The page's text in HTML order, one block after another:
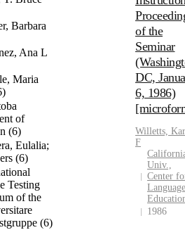
Barbara
Ana L
Maria
of
(6)
Eulalia;
(6)
Testing
of the
(6)
of the
Seminar
DC,
6, 1986)
Willetts,
F
Univ.,
Center
Language
1986